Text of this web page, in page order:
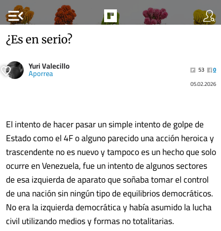
menu_open
¿Es en serio?
Yuri Valecillo
Aporrea 53
0
05.02.2026
El intento de hacer pasar un simple intento de golpe de
Estado como el 4F o alguno parecido una acción heroica y
trascendente no es nuevo y tampoco es un hecho que solo
ocurre en Venezuela, fue un intento de algunos sectores
de esa izquierda de aparato que soñaba tomar el control
de una nación sin ningún tipo de equilibrios democráticos.
No era la izquierda democrática y había asumido la lucha
civil utilizando medios y formas no totalitarias.